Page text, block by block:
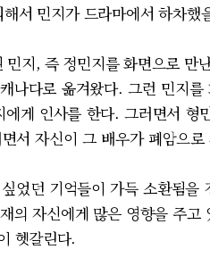
서 민지가 드라마에서 하차
지, 즉 정민지를 화면으로 만
다로 옮겨왔다. 그런 민지
게 인사를 한다. 그러면서 형
서 자신이 그 배우가 폐암으
었던 기억들이 가득 소환됨을
의 자신에게 많은 영향을 주
헷갈린다.